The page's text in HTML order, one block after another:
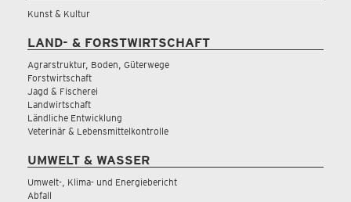
Kunst & Kultur
LAND- & FORSTWIRTSCHAFT
Agrarstruktur, Boden, Güterwege
Forstwirtschaft
Jagd & Fischerei
Landwirtschaft
Ländliche Entwicklung
Veterinär & Lebensmittelkontrolle
UMWELT & WASSER
Umwelt-, Klima- und Energiebericht
Abfall